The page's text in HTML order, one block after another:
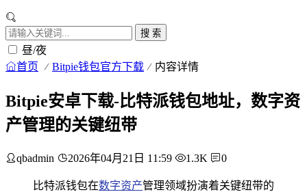
搜 索
昼/夜
首页 Bitpie钱包官方下载 内容详情
Bitpie安卓下载-比特派钱包地址，数字资
产管理的关键纽带
qbadmin 2026年04月21日 11:59 1.3K 0
比特派钱包在数字资产管理领域扮演着关键纽带的